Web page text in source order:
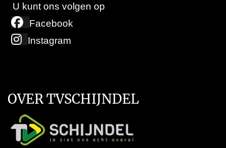
U kunt ons volgen op
Facebook
Instagram
OVER TVSCHIJNDEL